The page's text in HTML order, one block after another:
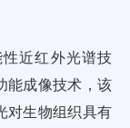
近红外光谱技
能成像技术，该
对生物组织具有